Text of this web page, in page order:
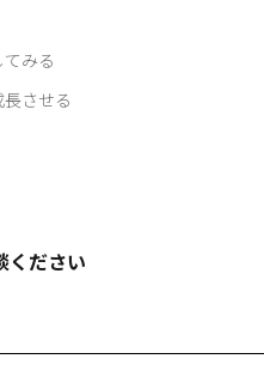
みる
させる
ください